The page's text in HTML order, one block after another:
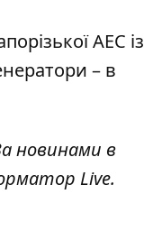
АЕС із
– в
новинами в
Live.